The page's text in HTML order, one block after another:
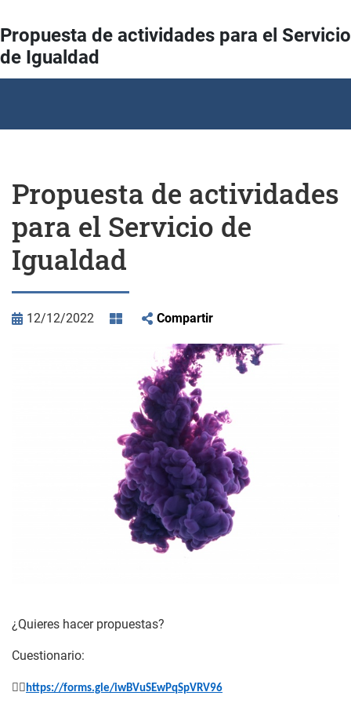
Propuesta de actividades para el Servicio
de Igualdad
Propuesta de actividades
para el Servicio de
Igualdad
12/12/2022 Compartir
¿Quieres hacer propuestas?
Cuestionario:
👉🏾 https://forms.gle/iwBVuSEwPqSpVRV96